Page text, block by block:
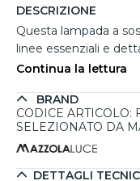
DESCRIZIONE
Questa lampada a
linee essenziali e
eleganza cucina,
accogliente, mentre
aggiunge un
risultando perfetta
o comodini. Il cavo
Continua la lettura
BRAND
CODICE ARTICOLO:
SELEZIONATO DA
DETTAGLI